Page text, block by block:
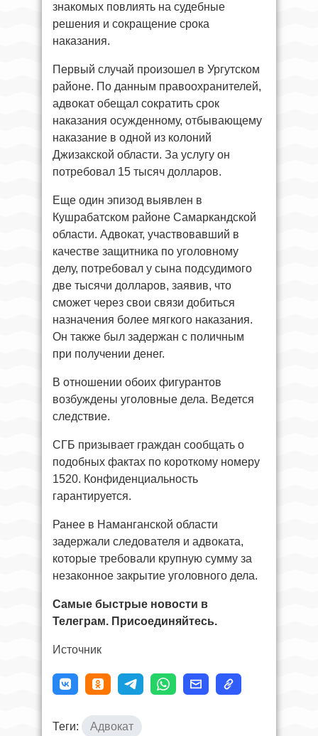
знакомых повлиять на судебные
решения и сокращение срока
наказания.
Первый случай произошел в Ургутском
районе. По данным правоохранителей,
адвокат обещал сократить срок
наказания осужденному, отбывающему
наказание в одной из колоний
Джизакской области. За услугу он
потребовал 15 тысяч долларов.
Еще один эпизод выявлен в
Кушрабатском районе Самаркандской
области. Адвокат, участвовавший в
качестве защитника по уголовному
делу, потребовал у сына подсудимого
две тысячи долларов, заявив, что
сможет через свои связи добиться
назначения более мягкого наказания.
Он также был задержан с поличным
при получении денег.
В отношении обоих фигурантов
возбуждены уголовные дела. Ведется
следствие.
СГБ призывает граждан сообщать о
подобных фактах по короткому номеру
1520. Конфиденциальность
гарантируется.
Ранее в Наманганской области
задержали следователя и адвоката,
которые требовали крупную сумму за
незаконное закрытие уголовного дела.
Самые быстрые новости в
Телеграм. Присоединяйтесь.
Источник
Теги: Адвокат